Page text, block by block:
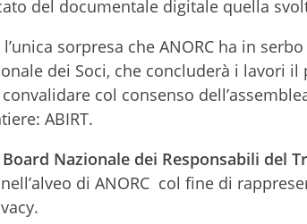
del documentale digitale quella
sorpresa che ANORC ha in
dei Soci, che concluderà i lavori
col consenso
ABIRT.
Nazionale dei Responsabili del
di ANORC col fine di